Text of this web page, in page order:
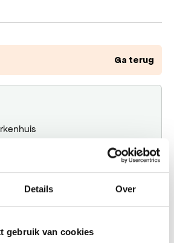
Details Over
gebruik van cookies
Ga terug